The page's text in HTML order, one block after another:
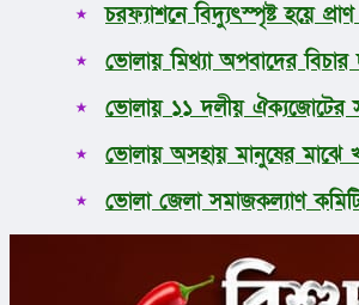
চরফ্যাশনে বিদ্যুৎস্পৃষ্ট হয়ে
ভোলায় মিথ্যা অপবাদের
ভোলায় ১১ দলীয় ঐক্যজোটের
ভোলায় অসহায় মানুষের মাঝে
ভোলা জেলা সমাজকল্যাণ